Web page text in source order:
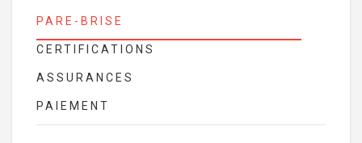
PARE-BRISE
CERTIFICATIONS
ASSURANCES
PAIEMENT